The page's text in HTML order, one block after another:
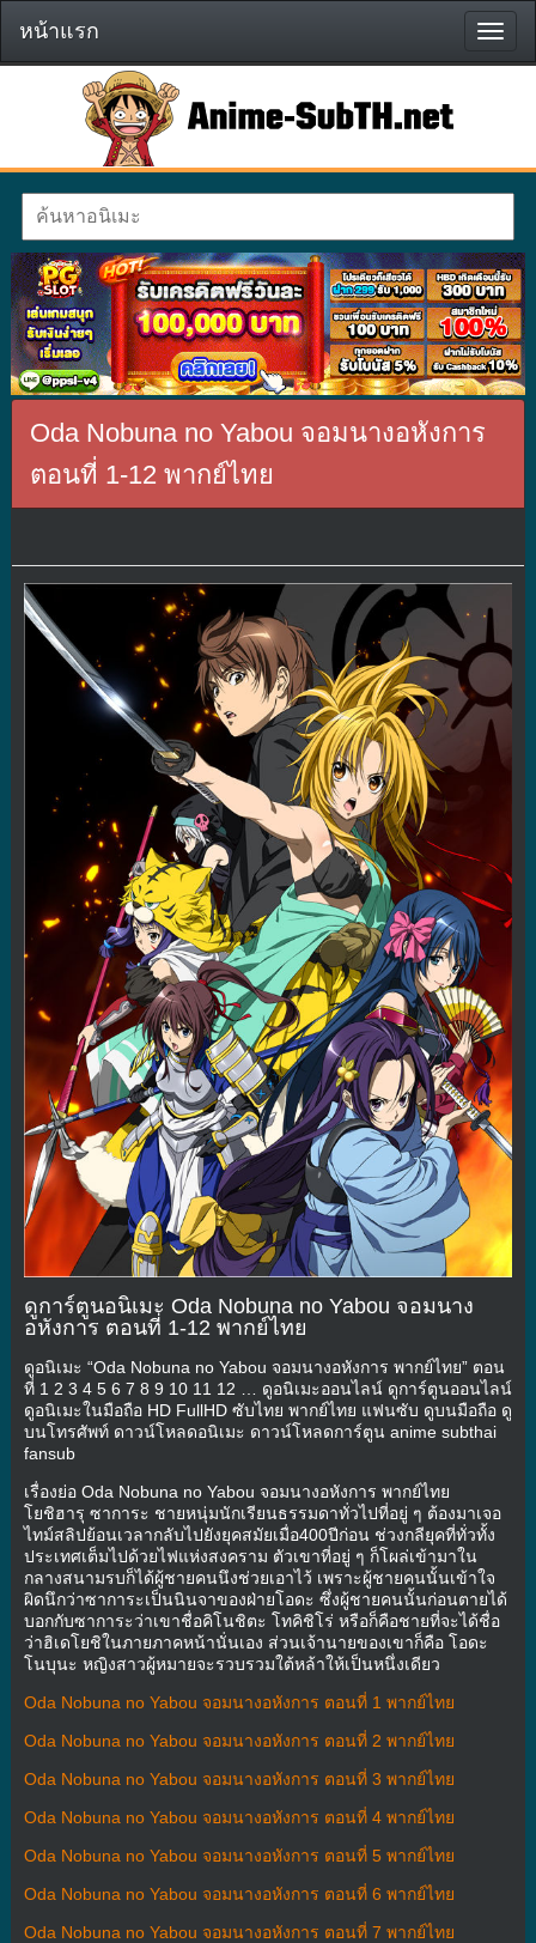
หน้า
แรก
หน้าแรก
Oda Nobuna no Yabou จอมนางอหังการ
ตอนที่ 1-12 พากย์ไทย
ดูการ์ตูนอนิเมะ Oda Nobuna no Yabou จอมนาง
อหังการ ตอนที่ 1-12 พากย์ไทย
ดูอนิเมะ “Oda Nobuna no Yabou จอมนางอหังการ พากย์ไทย” ตอน
ที่ 1 2 3 4 5 6 7 8 9 10 11 12 … ดูอนิเมะออนไลน์ ดูการ์ตูนออนไลน์
ดูอนิเมะในมือถือ HD FullHD ซับไทย พากย์ไทย แฟนซับ ดูบนมือถือ ดู
บนโทรศัพท์ ดาวน์โหลดอนิเมะ ดาวน์โหลดการ์ตูน anime subthai
fansub
เรื่องย่อ Oda Nobuna no Yabou จอมนางอหังการ พากย์ไทย
โยชิฮารุ ซาการะ ชายหนุ่มนักเรียนธรรมดาทั่วไปที่อยู่ ๆ ต้องมาเจอ
ไทม์สลิปย้อนเวลากลับไปยังยุคสมัยเมื่อ400ปีก่อน ช่วงกลียุคที่ทั่วทั้ง
ประเทศเต็มไปด้วยไฟแห่งสงคราม ตัวเขาที่อยู่ ๆ ก็โผล่เข้ามาใน
กลางสนามรบก็ได้ผู้ชายคนนึงช่วยเอาไว้ เพราะผู้ชายคนนั้นเข้าใจ
ผิดนึกว่าซาการะเป็นนินจาของฝ่ายโอดะ ซึ่งผู้ชายคนนั้นก่อนตายได้
บอกกับซาการะว่าเขาชื่อคิโนชิตะ โทคิชิโร่ หรือก็คือชายที่จะได้ชื่อ
ว่าฮิเดโยชิในภายภาคหน้านั่นเอง ส่วนเจ้านายของเขาก็คือ โอดะ
โนบุนะ หญิงสาวผู้หมายจะรวบรวมใต้หล้าให้เป็นหนึ่งเดียว
Oda Nobuna no Yabou จอมนางอหังการ ตอนที่ 1 พากย์ไทย
Oda Nobuna no Yabou จอมนางอหังการ ตอนที่ 2 พากย์ไทย
Oda Nobuna no Yabou จอมนางอหังการ ตอนที่ 3 พากย์ไทย
Oda Nobuna no Yabou จอมนางอหังการ ตอนที่ 4 พากย์ไทย
Oda Nobuna no Yabou จอมนางอหังการ ตอนที่ 5 พากย์ไทย
Oda Nobuna no Yabou จอมนางอหังการ ตอนที่ 6 พากย์ไทย
Oda Nobuna no Yabou จอมนางอหังการ ตอนที่ 7 พากย์ไทย